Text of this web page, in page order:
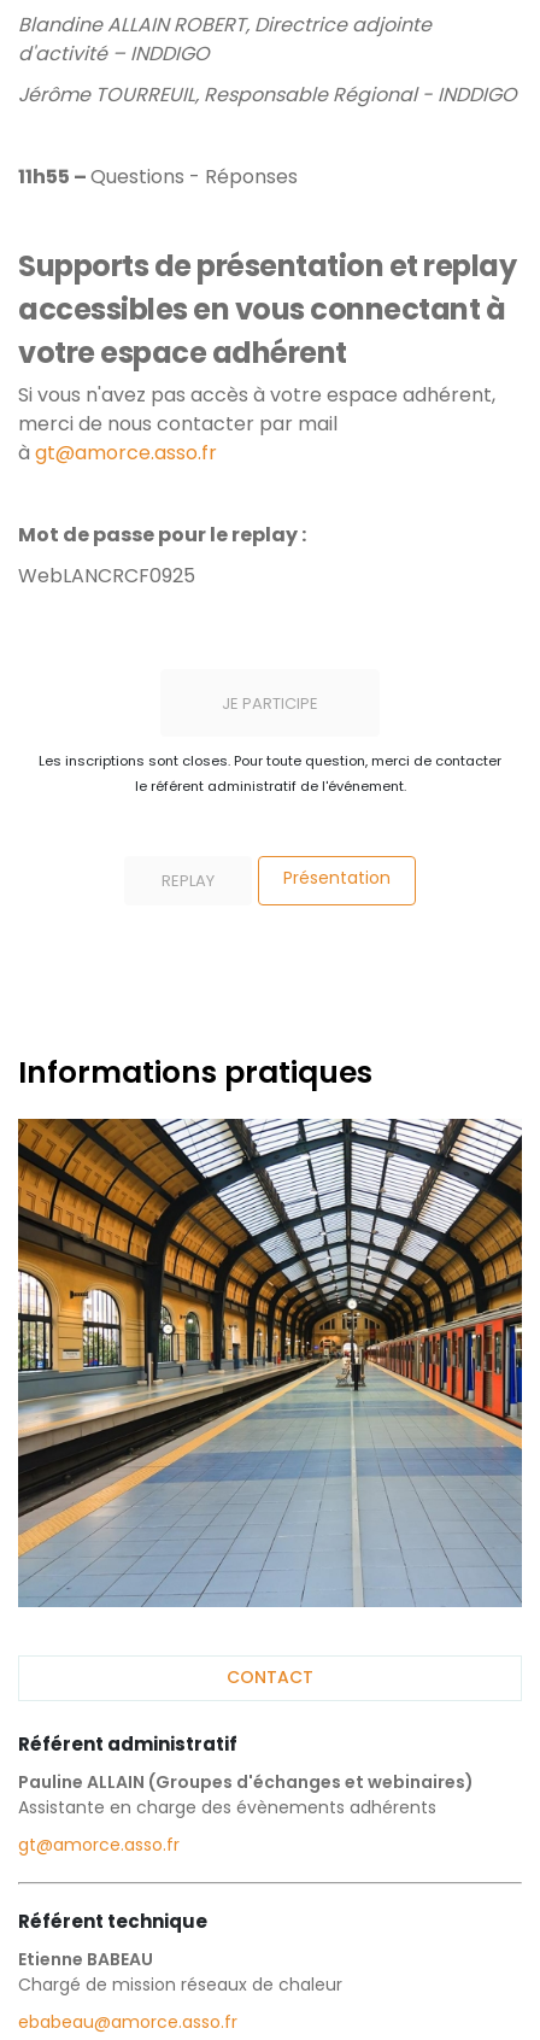
Blandine ALLAIN ROBERT, Directrice adjointe
d'activité – INDDIGO
Jérôme TOURREUIL, Responsable Régional - INDDIGO
11h55 –Questions - Réponses
Supports de présentation et replay
accessibles en vous connectant à
votre espace adhérent
Si vous n'avez pas accès à votre espace adhérent,
merci de nous contacter par mail
à gt@amorce.asso.fr
Mot de passe pour le replay :
WebLANCRCF0925
JE PARTICIPE
Les inscriptions sont closes. Pour toute question, merci de contacter
le référent administratif de l'événement.
REPLAY Présentation
Informations pratiques
CONTACT
Référent administratif
Pauline ALLAIN (Groupes d'échanges et webinaires)
Assistante en charge des évènements adhérents
gt@amorce.asso.fr
Référent technique
Etienne BABEAU
Chargé de mission réseaux de chaleur
ebabeau@amorce.asso.fr